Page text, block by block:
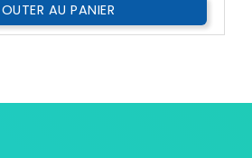
AU PANIER